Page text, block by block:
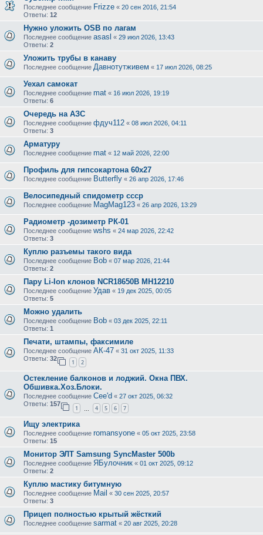
Последнее сообщение Frizze « 20 сен 2016, 21:54
Ответы: 12
Нужно уложить OSB по лагам
Последнее сообщение asasl « 29 июл 2026, 13:43
Ответы: 2
Уложить трубы в канаву
Последнее сообщение Давнотутживем « 17 июл 2026, 08:25
Уехал самокат
Последнее сообщение mat « 16 июл 2026, 19:19
Ответы: 6
Очередь на АЗС
Последнее сообщение фдуч112 « 08 июл 2026, 04:11
Ответы: 3
Арматуру
Последнее сообщение mat « 12 май 2026, 22:00
Профиль для гипсокартона 60х27
Последнее сообщение Butterfly « 26 апр 2026, 17:46
Велосипедный спидометр ссср
Последнее сообщение MagMag123 « 26 апр 2026, 13:29
Радиометр -дозиметр РК-01
Последнее сообщение wshs « 24 мар 2026, 22:42
Ответы: 3
Куплю разъемы такого вида
Последнее сообщение Bob « 07 мар 2026, 21:44
Ответы: 2
Пару Li-Ion клонов NCR18650B MH12210
Последнее сообщение Удав « 19 дек 2025, 00:05
Ответы: 5
Можно удалить
Последнее сообщение Bob « 03 дек 2025, 22:11
Ответы: 1
Печати, штампы, факсимиле
Последнее сообщение АК-47 « 31 окт 2025, 11:33
Ответы: 32
1 2
Остекление балконов и лоджий. Окна ПВХ.
Обшивка.Хоз.Блоки.
Последнее сообщение Cee'd « 27 окт 2025, 06:32
Ответы: 157
1 4 5 6 7
Ищу электрика
Последнее сообщение romansyone « 05 окт 2025, 23:58
Ответы: 15
Монитор ЭЛТ Samsung SyncMaster 500b
Последнее сообщение ЯБулочник « 01 окт 2025, 09:12
Ответы: 2
Куплю мастику битумную
Последнее сообщение Mail « 30 сен 2025, 20:57
Ответы: 3
Прицеп полностью крытый жёсткий
Последнее сообщение sarmat « 20 авг 2025, 20:28